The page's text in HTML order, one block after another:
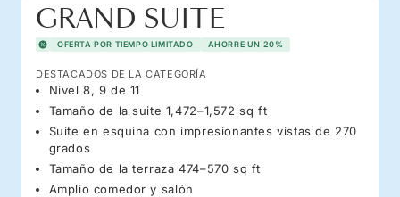
GRAND SUITE
OFERTA POR TIEMPO LIMITADO AHORRE UN 20%
DESTACADOS DE LA CATEGORÍA
Nivel 8, 9 de 11
Tamaño de la suite 1,472–1,572 sq ft
Suite en esquina con impresionantes vistas de 270
grados
Tamaño de la terraza 474–570 sq ft
Amplio comedor y salón